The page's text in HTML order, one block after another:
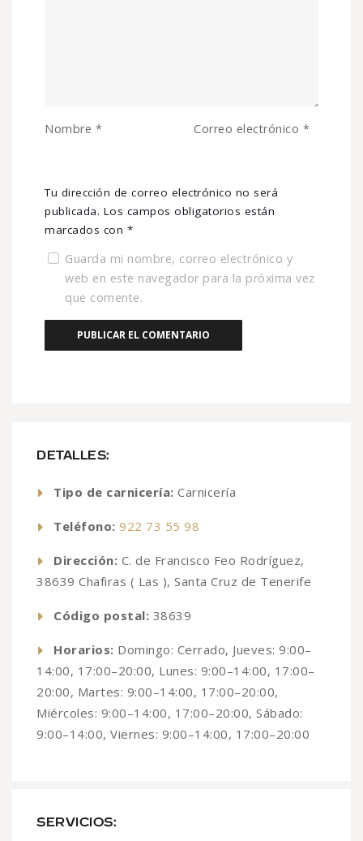
DETALLES:
Tipo de carnicería: Carnicería
Teléfono: 922 73 55 98
Dirección: C. de Francisco Feo Rodríguez,
38639 Chafiras ( Las ), Santa Cruz de Tenerife
Código postal: 38639
Horarios: Domingo: Cerrado, Jueves: 9:00–
14:00, 17:00–20:00, Lunes: 9:00–14:00, 17:00–
20:00, Martes: 9:00–14:00, 17:00–20:00,
Miércoles: 9:00–14:00, 17:00–20:00, Sábado:
9:00–14:00, Viernes: 9:00–14:00, 17:00–20:00
SERVICIOS:
Tu dirección de correo electrónico no será
publicada. Los campos obligatorios están
marcados con *
Nombre * Correo electrónico *
Guarda mi nombre, correo electrónico y
web en este navegador para la próxima vez
que comente.